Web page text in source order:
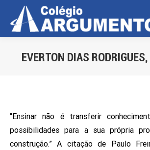
EVERTON DIAS
“Ensinar não é transferir
possibilidades para a sua própria
construção.” A citação de Paulo